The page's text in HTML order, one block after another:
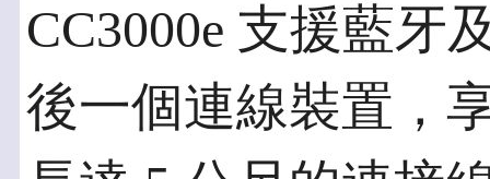
CC3000e 支援藍牙
後一個連線裝置，